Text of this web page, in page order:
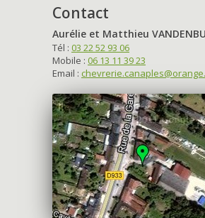
Contact
Aurélie et Matthieu
Tél : 03 22 52 93 06
Mobile : 06 13 11 39 23
Email :